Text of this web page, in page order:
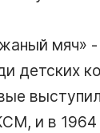
мяч»
детских
и в 1964